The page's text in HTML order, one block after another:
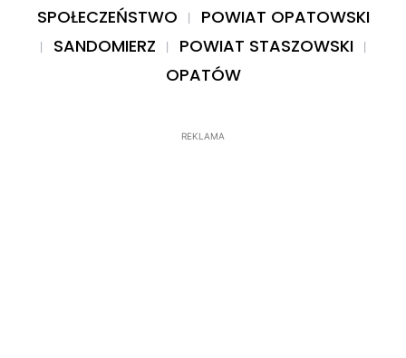
SPOŁECZEŃSTWO
POWIAT OPATOWSKI
SANDOMIERZ
POWIAT STASZOWSKI
OPATÓW
REKLAMA